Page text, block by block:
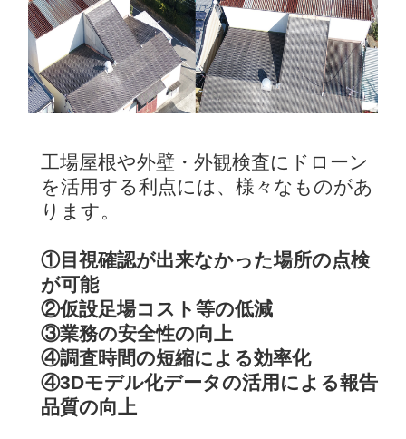
工場屋根や外壁・外観検査にドローン
を活用する利点には、様々なものがあ
ります。
①目視確認が出来なかった場所の点検
が可能
②仮設足場コスト等の低減
③業務の安全性の向上
④調査時間の短縮による効率化
④3Dモデル化データの活用による報告
品質の向上